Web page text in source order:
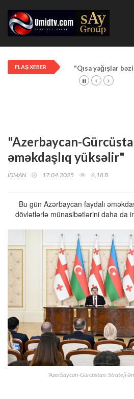
FLAŞ XEBER "Qısa yağışlar
"Azerbaycan-
əməkdaşlıq yüksəlir"
İDMAN 17.04.2025 6,18 B
Bu gün Azərbaycan faydalı
dövlətlərlə münasibətlərini daha da
"Azerbaycan-Gürcüstan: Strateji